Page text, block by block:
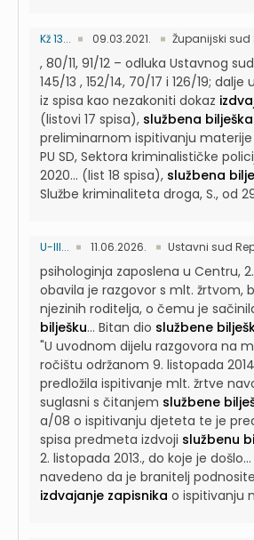
Kž 13... 09.03.2021. Županijski sud
, 80/11, 91/12 – odluka Ustavnog
145/13 , 152/14, 70/17 i 126/19;
iz spisa kao nezakoniti dokaz
(listovi 17 spisa), službena bilješka
preliminarnom ispitivanju
PU SD, Sektora kriminalističke
2020... (list 18 spisa), službena
Službe kriminaliteta droga, S., od
U-III... 11.06.2026. Ustavni sud
psihologinja zaposlena u Centru,
obavila je razgovor s mlt. žrtvom,
njezinih roditelja, o čemu je
bilješku... Bitan dio službene
"U uvodnom dijelu razgovora na
ročištu održanom 9. listopada
predložila ispitivanje mlt. žrtve
suglasni s čitanjem službene
a/08 o ispitivanju djeteta te je
spisa predmeta izdvoji službenu
2. listopada 2013., do koje je došlo...
navedeno da je branitelj
izdvajanje zapisnika o ispitivanju